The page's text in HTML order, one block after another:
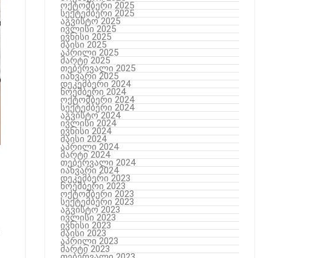
ოქტომბერი 2025
სექტემბერი 2025
აგვისტო 2025
ივლისი 2025
ივნისი 2025
მაისი 2025
აპრილი 2025
მარტი 2025
თებერვალი 2025
იანვარი 2025
დეკემბერი 2024
ნოემბერი 2024
ოქტომბერი 2024
სექტემბერი 2024
აგვისტო 2024
ივლისი 2024
ივნისი 2024
მაისი 2024
აპრილი 2024
მარტი 2024
თებერვალი 2024
იანვარი 2024
დეკემბერი 2023
ნოემბერი 2023
ოქტომბერი 2023
სექტემბერი 2023
აგვისტო 2023
ივლისი 2023
ივნისი 2023
მაისი 2023
აპრილი 2023
მარტი 2023